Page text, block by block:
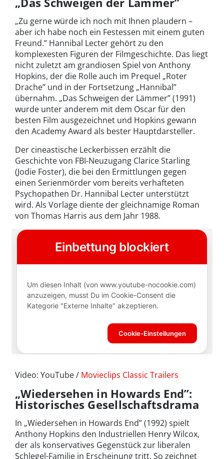
„Zu gerne würde ich noch mit Ihnen plaudern –
aber ich habe noch ein Festessen mit einem guten
Freund.” Hannibal Lecter gehört zu den
komplexesten Figuren der Filmgeschichte. Das liegt
nicht zuletzt am grandiosen Spiel von Anthony
Hopkins, der die Rolle auch im Prequel „Roter
Drache” und in der Fortsetzung „Hannibal”
übernahm. „Das Schweigen der Lämmer” (1991)
wurde unter anderem mit dem Oscar für den
besten Film ausgezeichnet und Hopkins gewann
den Academy Award als bester Hauptdarsteller.
Der cineastische Leckerbissen erzählt die
Geschichte von FBI-Neuzugang Clarice Starling
(Jodie Foster), die bei den Ermittlungen gegen
einen Serienmörder vom bereits verhafteten
Psychopathen Dr. Hannibal Lecter unterstützt
wird. Als Vorlage diente der gleichnamige Roman
von Thomas Harris aus dem Jahr 1988.
Video: YouTube / Movieclips Classic Trailers
„Wiedersehen in Howards End”:
Historisches Gesellschaftsdrama
In „Wiedersehen in Howards End” (1992) spielt
Anthony Hopkins den Industriellen Henry Wilcox,
der als konservatives Gegenstück zur liberalen
Schlegel-Familie in Erscheinung tritt. So zeichnet